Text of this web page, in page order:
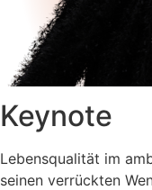
Keynote
Lebensqualität im
seinen verrückten